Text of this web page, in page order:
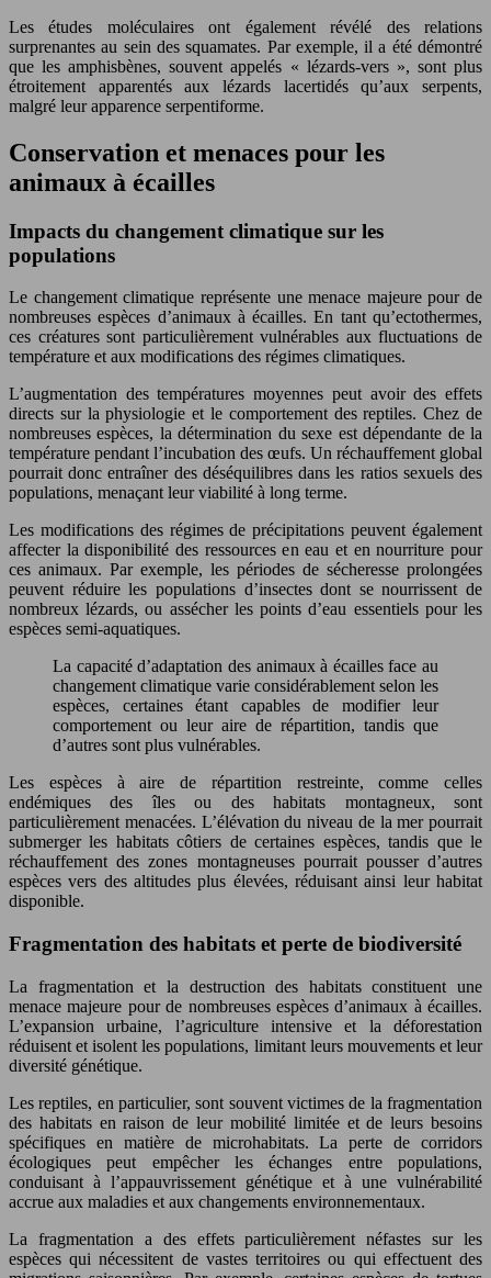
Les études moléculaires ont également révélé des relations
surprenantes au sein des squamates. Par exemple, il a été démontré
que les amphisbènes, souvent appelés « lézards-vers », sont plus
étroitement apparentés aux lézards lacertidés qu’aux serpents,
malgré leur apparence serpentiforme.
Conservation et menaces pour les
animaux à écailles
Impacts du changement climatique sur les
populations
Le changement climatique représente une menace majeure pour de
nombreuses espèces d’animaux à écailles. En tant qu’ectothermes,
ces créatures sont particulièrement vulnérables aux fluctuations de
température et aux modifications des régimes climatiques.
L’augmentation des températures moyennes peut avoir des effets
directs sur la physiologie et le comportement des reptiles. Chez de
nombreuses espèces, la détermination du sexe est dépendante de la
température pendant l’incubation des œufs. Un réchauffement global
pourrait donc entraîner des déséquilibres dans les ratios sexuels des
populations, menaçant leur viabilité à long terme.
Les modifications des régimes de précipitations peuvent également
affecter la disponibilité des ressources en eau et en nourriture pour
ces animaux. Par exemple, les périodes de sécheresse prolongées
peuvent réduire les populations d’insectes dont se nourrissent de
nombreux lézards, ou assécher les points d’eau essentiels pour les
espèces semi-aquatiques.
La capacité d’adaptation des animaux à écailles face au
changement climatique varie considérablement selon les
espèces, certaines étant capables de modifier leur
comportement ou leur aire de répartition, tandis que
d’autres sont plus vulnérables.
Les espèces à aire de répartition restreinte, comme celles
endémiques des îles ou des habitats montagneux, sont
particulièrement menacées. L’élévation du niveau de la mer pourrait
submerger les habitats côtiers de certaines espèces, tandis que le
réchauffement des zones montagneuses pourrait pousser d’autres
espèces vers des altitudes plus élevées, réduisant ainsi leur habitat
disponible.
Fragmentation des habitats et perte de biodiversité
La fragmentation et la destruction des habitats constituent une
menace majeure pour de nombreuses espèces d’animaux à écailles.
L’expansion urbaine, l’agriculture intensive et la déforestation
réduisent et isolent les populations, limitant leurs mouvements et leur
diversité génétique.
Les reptiles, en particulier, sont souvent victimes de la fragmentation
des habitats en raison de leur mobilité limitée et de leurs besoins
spécifiques en matière de microhabitats. La perte de corridors
écologiques peut empêcher les échanges entre populations,
conduisant à l’appauvrissement génétique et à une vulnérabilité
accrue aux maladies et aux changements environnementaux.
La fragmentation a des effets particulièrement néfastes sur les
espèces qui nécessitent de vastes territoires ou qui effectuent des